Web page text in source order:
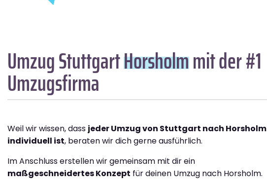
Umzug StuttgartHorsholmmit der #1
Umzugsfirma
Weil wir wissen, dass jeder Umzug von Stuttgart nach Horsholm
individuell ist, beraten wir dich gerne ausführlich.
Im Anschluss erstellen wir gemeinsam mit dir ein
maßgeschneidertes Konzept für deinen Umzug nach Horsholm.